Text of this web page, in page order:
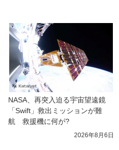
NASA、再突入迫る宇宙望遠鏡
「Swift」救出ミッションが難
航　救援機に何が?
2026年8月6日